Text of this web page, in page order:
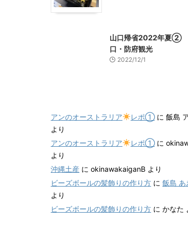
山口帰省2022年夏②
口・防府観光
2022/12/1
アンのオーストラリア レポ①に 飯島
より
アンのオーストラリア
レポ①に
より
沖縄土産 に okinawakaiganB より
ビーズボールの髪飾りの作り方 に 飯島 あ
より
ビーズボールの髪飾りの作り方 に かなた